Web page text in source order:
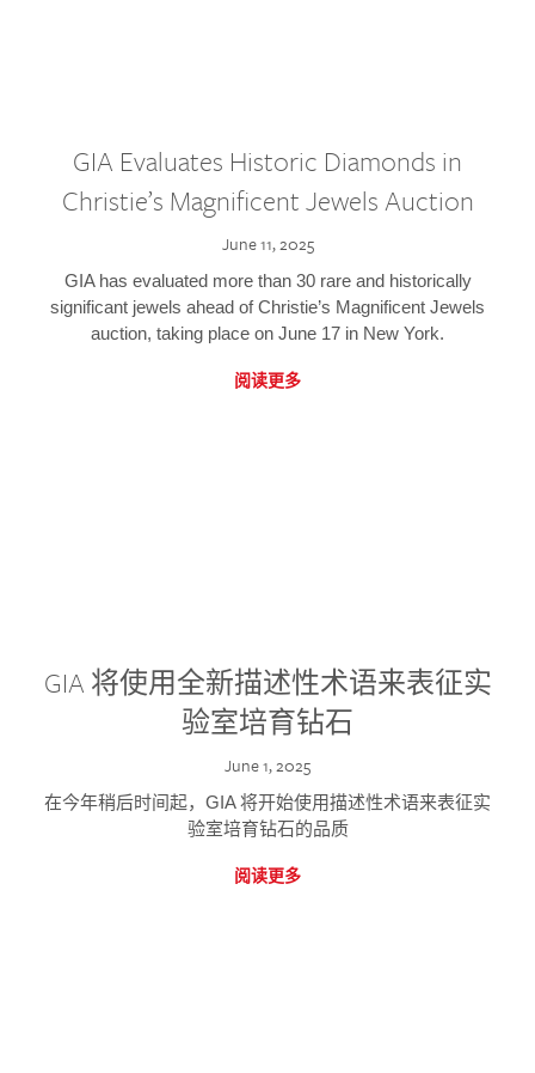
GIA Evaluates Historic Diamonds in
Christie’s Magnificent Jewels Auction
June 11, 2025
GIA has evaluated more than 30 rare and historically
significant jewels ahead of Christie’s Magnificent Jewels
auction, taking place on June 17 in New York.
阅读更多
GIA 将使用全新描述性术语来表征实
验室培育钻石
June 1, 2025
在今年稍后时间起，GIA 将开始使用描述性术语来表征实
验室培育钻石的品质
阅读更多